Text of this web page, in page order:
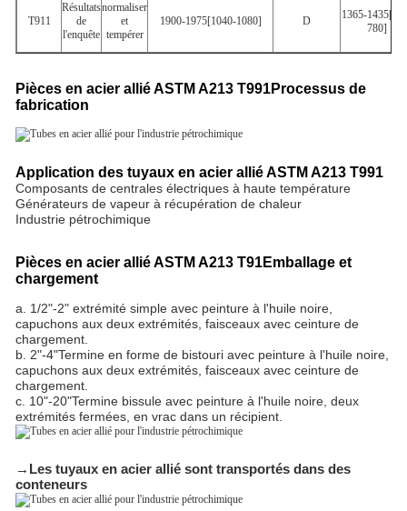
T911
Résultats
de
l'enquête
normaliser
et
tempérer
1900-1975[1040-1080] D
1365-
780]
Pièces en acier allié ASTM A213 T991Processus de
fabrication
Application des tuyaux en acier allié ASTM A213 T991
Composants de centrales électriques à haute température
Générateurs de vapeur à récupération de chaleur
Industrie pétrochimique
Pièces en acier allié ASTM A213 T91Emballage et
chargement
a. 1/2"-2" extrémité simple avec peinture à l'huile noire,
capuchons aux deux extrémités, faisceaux avec ceinture de
chargement.
b. 2"-4"Termine en forme de bistouri avec peinture à l'huile noire,
capuchons aux deux extrémités, faisceaux avec ceinture de
chargement.
c. 10"-20"Termine bissule avec peinture à l'huile noire, deux
extrémités fermées, en vrac dans un récipient.
→Les tuyaux en acier allié sont transportés dans des
conteneurs